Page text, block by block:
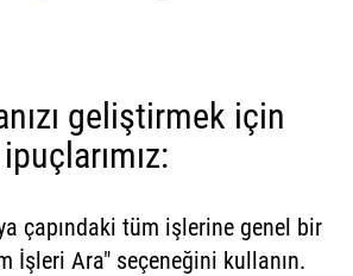
geliştirmek için
ipuçlarımız:
çapındaki tüm işlerine genel bir
İşleri Ara" seçeneğini kullanın.